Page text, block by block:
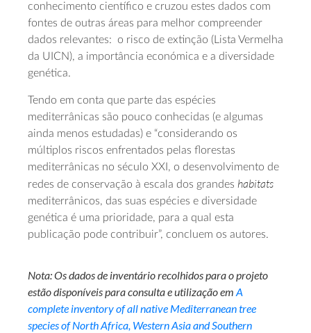
conhecimento científico e cruzou estes dados com
fontes de outras áreas para melhor compreender
dados relevantes: o risco de extinção (Lista Vermelha
da UICN), a importância económica e a diversidade
genética.
Tendo em conta que parte das espécies
mediterrânicas são pouco conhecidas (e algumas
ainda menos estudadas) e “considerando os
múltiplos riscos enfrentados pelas florestas
mediterrânicas no século XXI, o desenvolvimento de
redes de conservação à escala dos grandes habitats
mediterrânicos, das suas espécies e diversidade
genética é uma prioridade, para a qual esta
publicação pode contribuir”, concluem os autores.
Nota: Os dados de inventário recolhidos para o projeto
estão disponíveis para consulta e utilização em A
complete inventory of all native Mediterranean tree
species of North Africa, Western Asia and Southern